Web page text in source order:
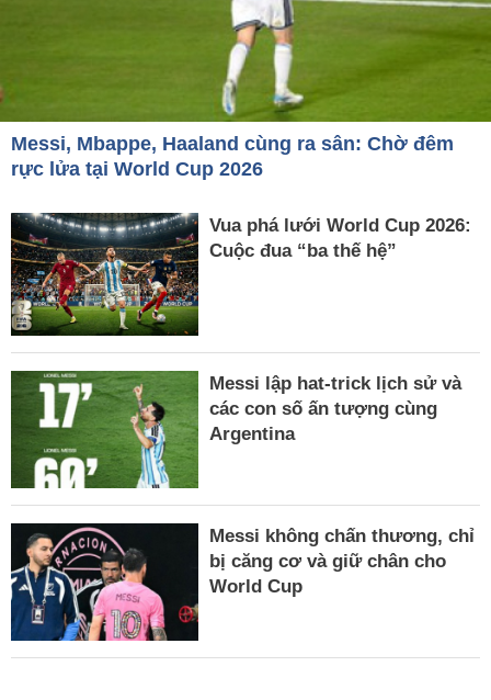
Messi, Mbappe, Haaland cùng ra sân: Chờ đêm
rực lửa tại World Cup 2026
Vua phá lưới World Cup 2026:
Cuộc đua “ba thế hệ”
Messi lập hat-trick lịch sử và
các con số ấn tượng cùng
Argentina
Messi không chấn thương, chỉ
bị căng cơ và giữ chân cho
World Cup